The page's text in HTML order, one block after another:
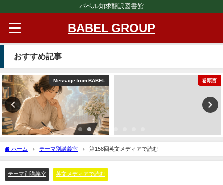
バベル知求翻訳図書館
BABEL GROUP
おすすめ記事
Message from BABEL 巻頭言
ホーム テーマ別講義室 第158回英文メディアで読む
テーマ別講義室 英文メディアで読む